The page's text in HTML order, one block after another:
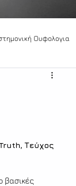
Ουφολογια
Τεύχος
βασικές